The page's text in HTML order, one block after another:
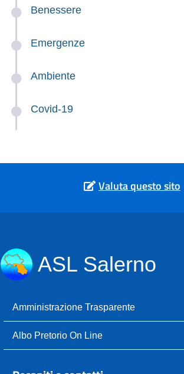
Benessere
Emergenze
Ambiente
Covid-19
Valuta questo sito
ASL Salerno
Amministrazione Trasparente
Albo Pretorio On Line